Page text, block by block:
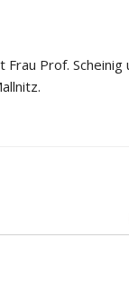
Prof. Scheinig